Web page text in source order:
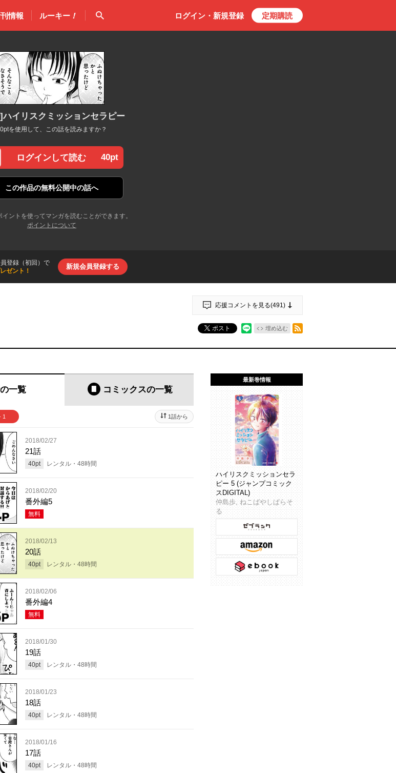
情報 ルーキー！ 検索 ログイン・ 新規登録 定期購読
ハイリスクミッションセラピー
を使用して、この話を読みますか？
ログインして読む 40pt
この作品の無料公開中の話へ
イントを使ってマンガを読むことができます。
ポイントについて
登録（初回）で
ゼント！
新規会員登録する
応援コメントを見る(491 )
ポスト 埋め込む
一覧 コミックスの一覧
1 1話から
2018/02/27
21話
40pt レンタル・ 48時間
2018/02/20
番外編5
無料
2018/02/13
20話
40pt レンタル・ 48時間
2018/02/06
番外編4
無料
2018/01/30
19話
40pt レンタル・ 48時間
2018/01/23
18話
40pt レンタル・ 48時間
2018/01/16
17話
40pt レンタル・ 48時間
最新巻情報
ハイリスクミッションセラ
ピー 5 (ジャンプコミック
スDIGITAL)
仲島歩, ねこばやしぱらそ
る